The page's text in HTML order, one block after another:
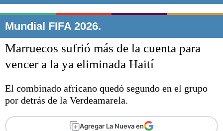
Punta Alta
El país
El mundo
Seguridad
Deportes
Escenario Olímpico
Liga del Sur
Fútbol
Mundial FIFA 2026.
Marruecos sufrió más de la cuenta para
vencer a la ya eliminada Haití
El combinado africano quedó segundo en el grupo
por detrás de la Verdeamarela.
Agregar La Nueva en